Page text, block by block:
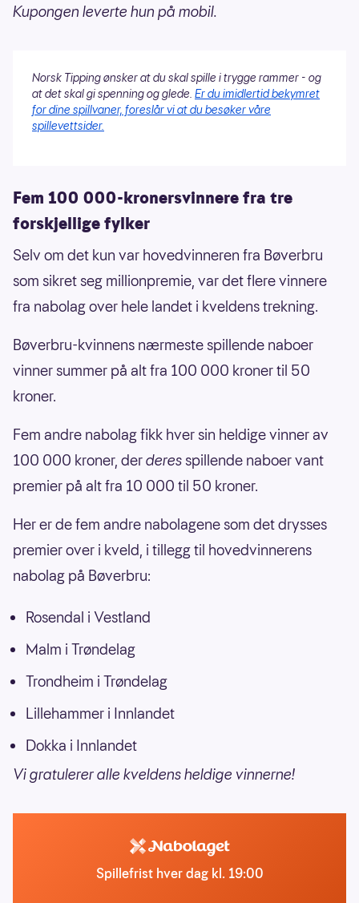
Kupongen leverte hun på mobil.
Norsk Tipping ønsker at du skal spille i trygge rammer - og
at det skal gi spenning og glede. Er du imidlertid bekymret
for dine spillvaner, foreslår vi at du besøker våre
spillevettsider.
Fem 100 000-kronersvinnere fra tre
forskjellige fylker
Selv om det kun var hovedvinneren fra Bøverbru
som sikret seg millionpremie, var det flere vinnere
fra nabolag over hele landet i kveldens trekning.
Bøverbru-kvinnens nærmeste spillende naboer
vinner summer på alt fra 100 000 kroner til 50
kroner.
Fem andre nabolag fikk hver sin heldige vinner av
100 000 kroner, derderes spillende naboer vant
premier på alt fra 10 000 til 50 kroner.
Her er de fem andre nabolagene som det drysses
premier over i kveld, i tillegg til hovedvinnerens
nabolag på Bøverbru:
Rosendal i Vestland
Malm i Trøndelag
Trondheim i Trøndelag
Lillehammer i Innlandet
Dokka i Innlandet
Vi gratulerer alle kveldens heldige vinnerne!
Spillefrist hver dag kl. 19:00